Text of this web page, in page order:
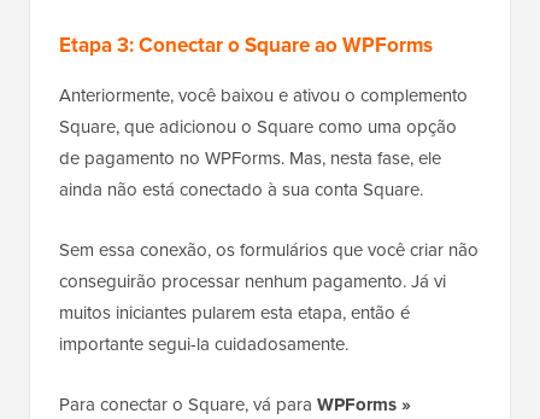
Etapa 3: Conectar o Square ao WPForms
Anteriormente, você baixou e ativou o complemento
Square, que adicionou o Square como uma opção
de pagamento no WPForms. Mas, nesta fase, ele
ainda não está conectado à sua conta Square.
Sem essa conexão, os formulários que você criar não
conseguirão processar nenhum pagamento. Já vi
muitos iniciantes pularem esta etapa, então é
importante segui-la cuidadosamente.
Para conectar o Square, vá para WPForms »